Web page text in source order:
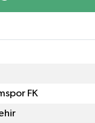
FK